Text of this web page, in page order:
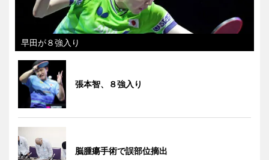
早田が８強入り
張本智、８強入り
脳腫瘍手術で誤部位摘出